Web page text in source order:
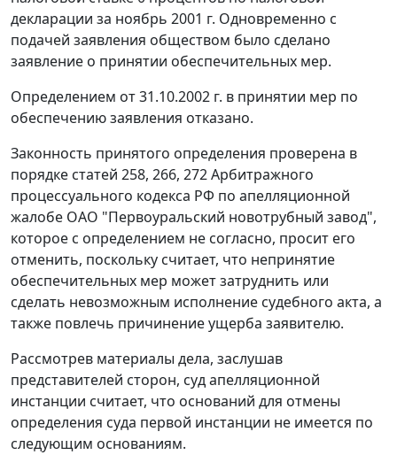
декларации за ноябрь 2001 г. Одновременно с
подачей заявления обществом было сделано
заявление о принятии обеспечительных мер.
Определением от 31.10.2002 г. в принятии мер по
обеспечению заявления отказано.
Законность принятого определения проверена в
порядке статей 258, 266, 272Арбитражного
процессуального кодекса РФ по апелляционной
жалобе ОАО "Первоуральский новотрубный завод",
которое с определением не согласно, просит его
отменить, поскольку считает, что непринятие
обеспечительных мер может затруднить или
сделать невозможным исполнение судебного акта, а
также повлечь причинение ущерба заявителю.
Рассмотрев материалы дела, заслушав
представителей сторон, суд апелляционной
инстанции считает, что оснований для отмены
определения суда первой инстанции не имеется по
следующим основаниям.